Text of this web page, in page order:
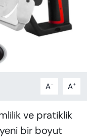
A- A+
ve pratiklik
bir boyut